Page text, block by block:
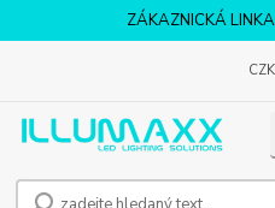
ZÁKAZNICKÁ